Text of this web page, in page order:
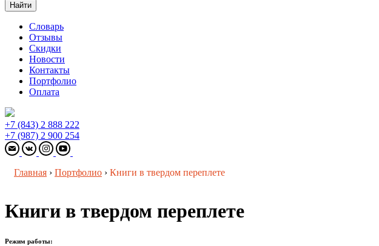
Найти
Словарь
Отзывы
Скидки
Новости
Контакты
Портфолио
Оплата
+7 (843) 2 888 222
+7 (987) 2 900 254
Главная › Портфолио › Книги в твердом переплете
Книги в твердом переплете
Режим работы: